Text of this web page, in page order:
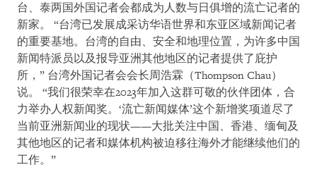
台、泰两国外国记者会都成为人数与日俱增的流亡记者的
新家。 “台湾已发展成采访华语世界和东亚区域新闻记者
的重要基地。台湾的自由、安全和地理位置，为许多中国
新闻特派员以及报导亚洲其他地区的记者提供了庇护
所，” 台湾外国记者会会长周浩霖（Thompson Chau）
说。 “我们很荣幸在2023年加入这群可敬的伙伴团体，合
力举办人权新闻奖。‘流亡新闻媒体’这个新增奖项道尽了
当前亚洲新闻业的现状——大批关注中国、香港、缅甸及
其他地区的记者和媒体机构被迫移往海外才能继续他们的
工作。”